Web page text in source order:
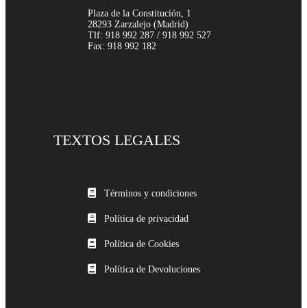
Plaza de la Constitución, 1
28293 Zarzalejo (Madrid)
Tlf: 918 992 287 / 918 992 527
Fax: 918 992 182
TEXTOS LEGALES
Términos y condiciones
Política de privacidad
Política de Cookies
Política de Devoluciones